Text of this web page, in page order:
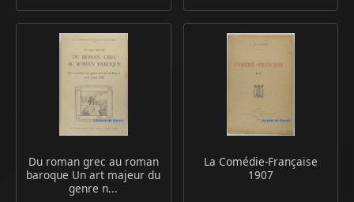
Du roman grec au roman
baroque Un art majeur du
genre n...
La Comédie-Française
1907